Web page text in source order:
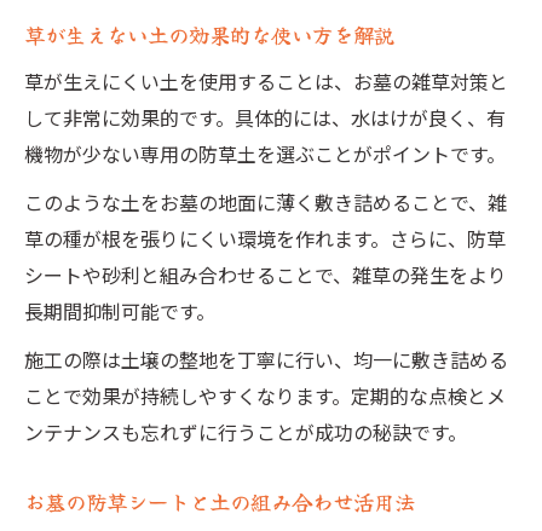
草が生えない土の効果的な使い方を解説
草が生えにくい土を使用することは、お墓の雑草対策と
して非常に効果的です。具体的には、水はけが良く、有
機物が少ない専用の防草土を選ぶことがポイントです。
このような土をお墓の地面に薄く敷き詰めることで、雑
草の種が根を張りにくい環境を作れます。さらに、防草
シートや砂利と組み合わせることで、雑草の発生をより
長期間抑制可能です。
施工の際は土壌の整地を丁寧に行い、均一に敷き詰める
ことで効果が持続しやすくなります。定期的な点検とメ
ンテナンスも忘れずに行うことが成功の秘訣です。
お墓の防草シートと土の組み合わせ活用法